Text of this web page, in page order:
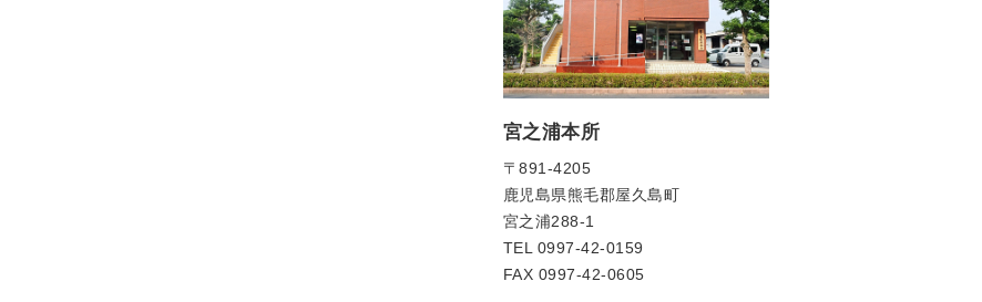
宮之浦本所
〒891-4205
鹿児島県熊毛郡屋久島町
宮之浦288-1
TEL 0997-42-0159
FAX 0997-42-0605